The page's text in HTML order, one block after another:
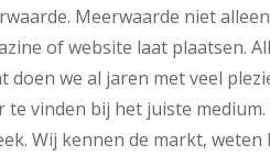
Meerwaarde niet
of website laat plaatsen.
doen we al jaren met veel
vinden bij het juiste
Wij kennen de markt, weten